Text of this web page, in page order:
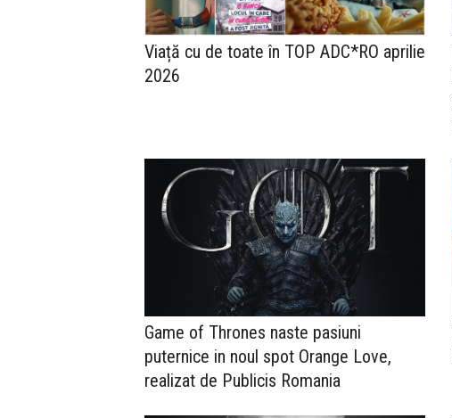
Viață cu de toate în TOP ADC*RO aprilie
2026
Game of Thrones naste pasiuni
puternice in noul spot Orange Love,
realizat de Publicis Romania